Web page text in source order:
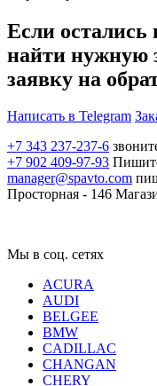
Если остались
найти нужную
заявку на
Написать в Telegram
+7 343 237-237-6
+7 902 409-97-93
manager@spavto.com
Просторная - 146
Мы в соц. сетях
ACURA
AUDI
BELGEE
BMW
CADILLAC
CHANGAN
CHERY